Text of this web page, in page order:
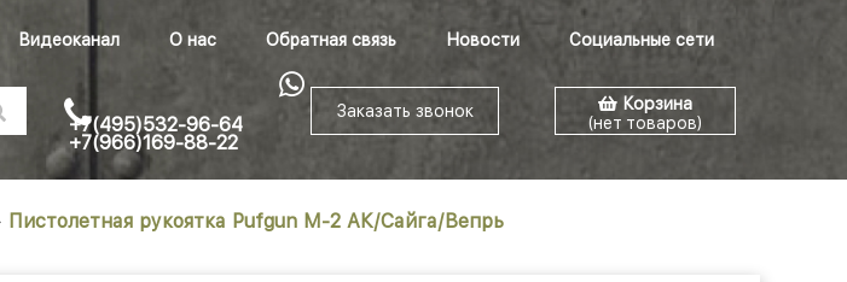
Видеоканал О нас Обратная связь Новости Социальные сети
+7(495)532-96-64
+7(966)169-88-22
Заказать звонок
Корзина
(нет товаров)
Пистолетная рукоятка Pufgun M-2 АК/Сайга/Вепрь